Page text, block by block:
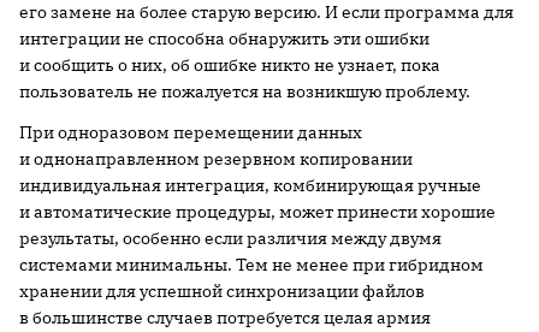
его замене на более старую версию. И если программа для
интеграции не способна обнаружить эти ошибки
и сообщить о них, об ошибке никто не узнает, пока
пользователь не пожалуется на возникшую проблему.
При одноразовом перемещении данных
и однонаправленном резервном копировании
индивидуальная интеграция, комбинирующая ручные
и автоматические процедуры, может принести хорошие
результаты, особенно если различия между двумя
системами минимальны. Тем не менее при гибридном
хранении для успешной синхронизации файлов
в большинстве случаев потребуется целая армия